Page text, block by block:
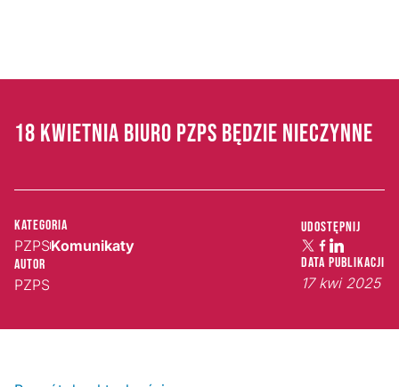
18 KWIETNIA BIURO PZPS BĘDZIE NIECZYNNE
Kategoria
PZPSKomunikaty
Autor
PZPS
Udostępnij
Data publikacji
17 kwi 2025